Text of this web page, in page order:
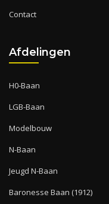
Contact
Afdelingen
H0-Baan
LGB-Baan
Modelbouw
N-Baan
Jeugd N-Baan
Baronesse Baan (1912)